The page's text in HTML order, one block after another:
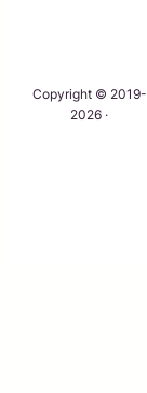
Copyright © 2019-
2026 ·